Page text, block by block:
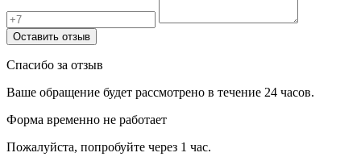
Оставить отзыв
Спасибо за отзыв
Ваше обращение будет рассмотрено в течение 24 часов.
Форма временно не работает
Пожалуйста, попробуйте через 1 час.